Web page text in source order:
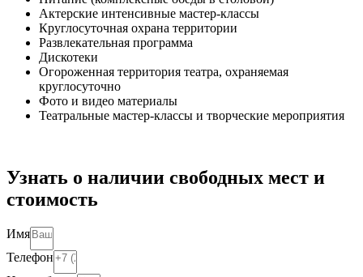
Актерские интенсивные мастер-классы
Круглосуточная охрана территории
Развлекательная программа
Дискотеки
Огороженная территория театра, охраняемая
круглосуточно
Фото и видео материалы
Театральные мастер-классы и творческие мероприятия
Узнать о наличии свободных мест и
стоимость
Имя
Телефон